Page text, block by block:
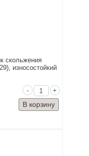
скольжения
износостойкий
- +